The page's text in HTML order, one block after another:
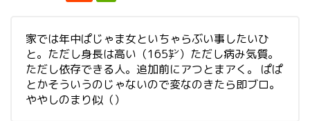
家では年中ぱじゃま女といちゃらぶい事したいひ
と。ただし身長は高い（165㌢）ただし病み気質。
ただし依存できる人。追加前にアつとまアく。 ぱぱ
とかそういうのじゃないので変なのきたら即ブロ。
ややしのまり似（）